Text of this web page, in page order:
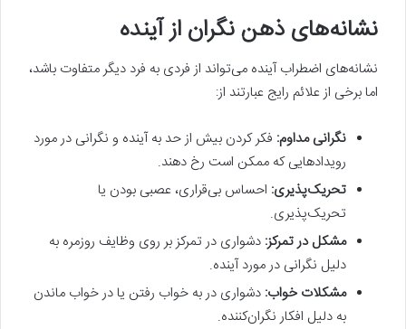
نشانه‌های ذهن نگران از آینده
نشانه‌های اضطراب آینده می‌تواند از فردی به فرد دیگر متفاوت باشد،
اما برخی از علائم رایج عبارتند از:
نگرانی مداوم: فکر کردن بیش از حد به آینده و نگرانی در مورد
رویدادهایی که ممکن است رخ دهند.
تحریک‌پذیری: احساس بی‌قراری، عصبی بودن یا
تحریک‌پذیری.
مشکل در تمرکز: دشواری در تمرکز بر روی وظایف روزمره به
دلیل نگرانی در مورد آینده.
مشکلات خواب: دشواری در به خواب رفتن یا در خواب ماندن
به دلیل افکار نگران‌کننده.